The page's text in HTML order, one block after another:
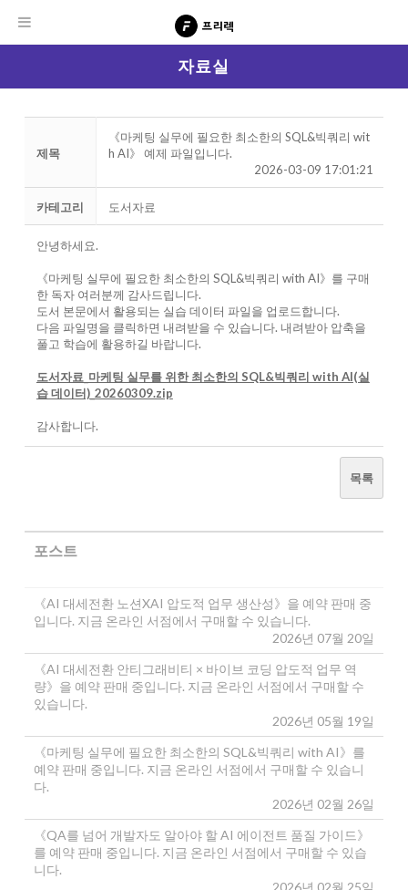
자료실
제목
《마케팅 실무에 필요한 최소한의 SQL&빅쿼리 wit
h AI》 예제 파일입니다.
2026-03-09 17:01:21
카테고리 도서자료
안녕하세요.
《마케팅 실무에 필요한 최소한의 SQL&빅쿼리 with AI》를 구매
한 독자 여러분께 감사드립니다.
도서 본문에서 활용되는 실습 데이터 파일을 업로드합니다.
다음 파일명을 클릭하면 내려받을 수 있습니다. 내려받아 압축을
풀고 학습에 활용하길 바랍니다.
도서자료_마케팅 실무를 위한 최소한의 SQL&빅쿼리 with AI(실
습 데이터)_20260309.zip
감사합니다.
목록
포스트
《AI 대세전환 노션XAI 압도적 업무 생산성》을 예약 판매 중
입니다. 지금 온라인 서점에서 구매할 수 있습니다.
2026년 07월 20일
《AI 대세전환 안티그래비티 × 바이브 코딩 압도적 업무 역
량》을 예약 판매 중입니다. 지금 온라인 서점에서 구매할 수
있습니다.
2026년 05월 19일
《마케팅 실무에 필요한 최소한의 SQL&빅쿼리 with AI》를
예약 판매 중입니다. 지금 온라인 서점에서 구매할 수 있습니
다.
2026년 02월 26일
《QA를 넘어 개발자도 알아야 할 AI 에이전트 품질 가이드》
를 예약 판매 중입니다. 지금 온라인 서점에서 구매할 수 있습
니다.
2026년 02월 25일